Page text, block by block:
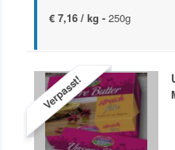
€ 7,16 / kg - 250g
Verpasst!